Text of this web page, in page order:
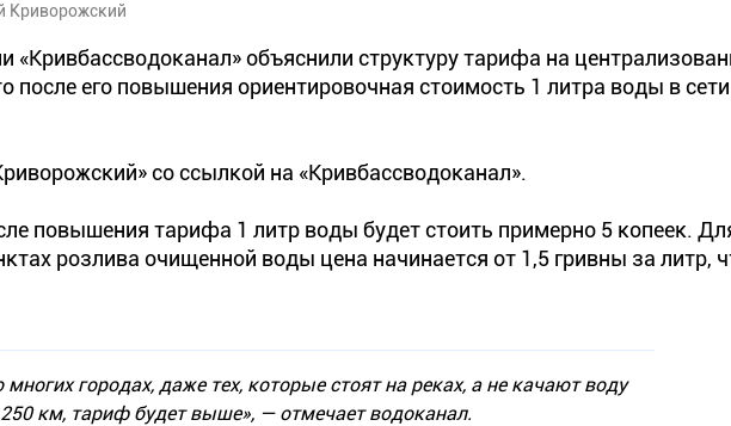
Криворожский
«Кривбассводоканал» объяснили структуру тарифа на
после его повышения ориентировочная стоимость 1 литра воды в
со ссылкой на «Кривбассводоканал».
повышения тарифа 1 литр воды будет стоить примерно 5 копеек.
розлива очищенной воды цена начинается от 1,5 гривны за литр,
многих городах, даже тех, которые стоят на реках, а не качают воду
км, тариф будет выше», — отмечает водоканал.